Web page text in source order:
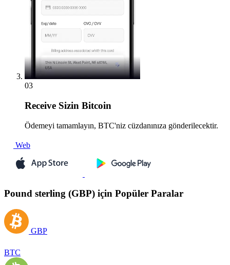
03
Receive Sizin Bitcoin
Ödemeyi tamamlayın, BTC'niz cüzdanınıza gönderilecektir.
Web
Pound sterling (GBP) için Popüler Paralar
GBP
BTC